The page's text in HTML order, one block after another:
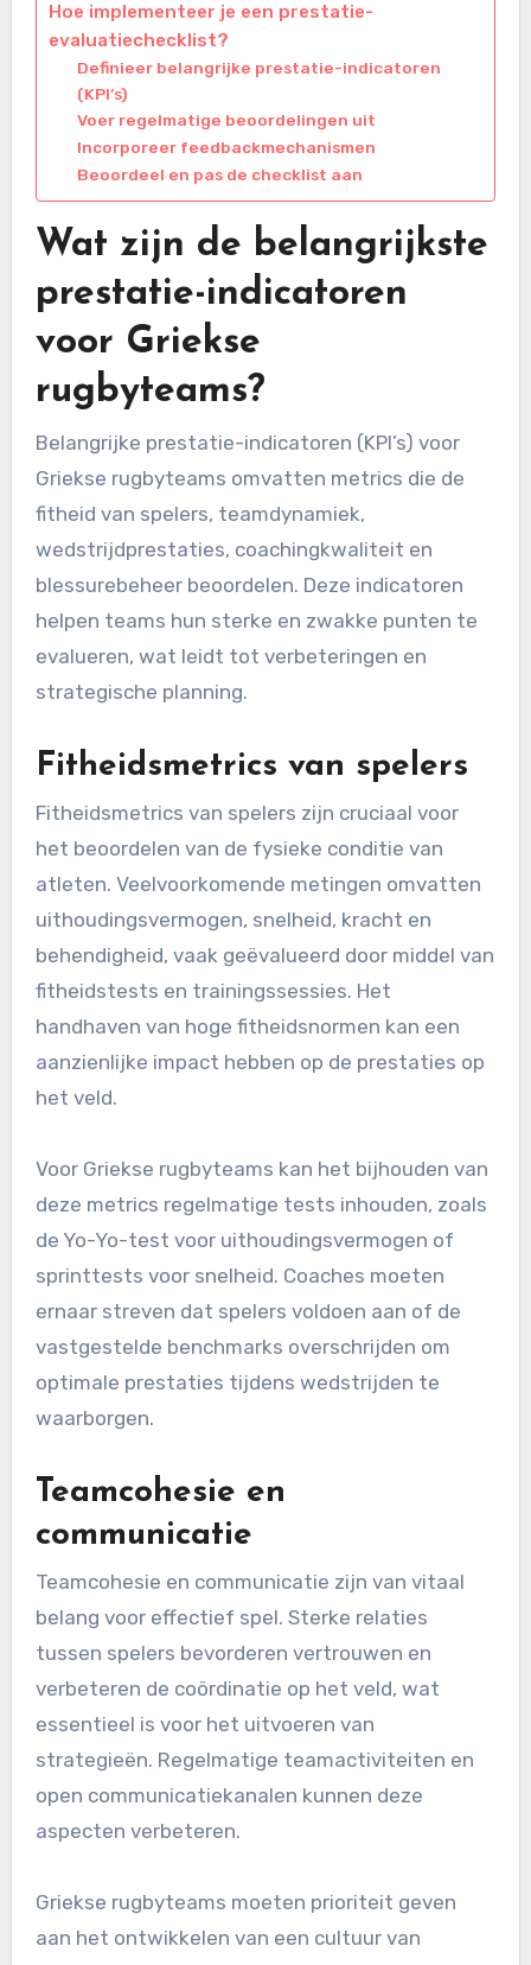
Hoe implementeer je een prestatie-
evaluatiechecklist?
Definieer belangrijke prestatie-indicatoren
(KPI’s)
Voer regelmatige beoordelingen uit
Incorporeer feedbackmechanismen
Beoordeel en pas de checklist aan
Wat zijn de belangrijkste
prestatie-indicatoren
voor Griekse
rugbyteams?
Belangrijke prestatie-indicatoren (KPI’s) voor
Griekse rugbyteams omvatten metrics die de
fitheid van spelers, teamdynamiek,
wedstrijdprestaties, coachingkwaliteit en
blessurebeheer beoordelen. Deze indicatoren
helpen teams hun sterke en zwakke punten te
evalueren, wat leidt tot verbeteringen en
strategische planning.
Fitheidsmetrics van spelers
Fitheidsmetrics van spelers zijn cruciaal voor
het beoordelen van de fysieke conditie van
atleten. Veelvoorkomende metingen omvatten
uithoudingsvermogen, snelheid, kracht en
behendigheid, vaak geëvalueerd door middel van
fitheidstests en trainingssessies. Het
handhaven van hoge fitheidsnormen kan een
aanzienlijke impact hebben op de prestaties op
het veld.
Voor Griekse rugbyteams kan het bijhouden van
deze metrics regelmatige tests inhouden, zoals
de Yo-Yo-test voor uithoudingsvermogen of
sprinttests voor snelheid. Coaches moeten
ernaar streven dat spelers voldoen aan of de
vastgestelde benchmarks overschrijden om
optimale prestaties tijdens wedstrijden te
waarborgen.
Teamcohesie en
communicatie
Teamcohesie en communicatie zijn van vitaal
belang voor effectief spel. Sterke relaties
tussen spelers bevorderen vertrouwen en
verbeteren de coördinatie op het veld, wat
essentieel is voor het uitvoeren van
strategieën. Regelmatige teamactiviteiten en
open communicatiekanalen kunnen deze
aspecten verbeteren.
Griekse rugbyteams moeten prioriteit geven
aan het ontwikkelen van een cultuur van